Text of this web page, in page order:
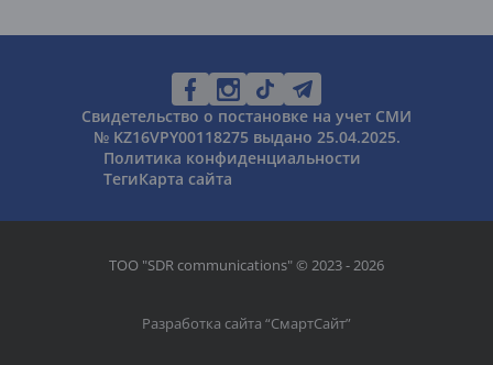
Свидетельство о постановке на учет СМИ
№ KZ16VPY00118275 выдано 25.04.2025.
Политика конфиденциальности
ТегиКарта сайта
ТОО "SDR communications" © 2023 - 2026
Разработка сайта “СмартСайт”